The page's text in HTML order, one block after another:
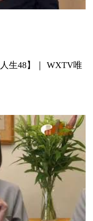
生48】｜ WXTV唯